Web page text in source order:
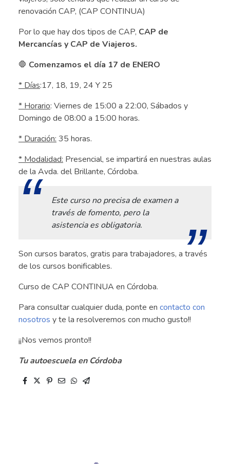
renovación CAP, (CAP CONTINUA)
Por lo que hay dos tipos de CAP, CAP de
Mercancías y CAP de Viajeros.
🛑 Comenzamos el día 17 de ENERO
* Días:17, 18, 19, 24 Y 25
* Horario: Viernes de 15:00 a 22:00, Sábados y
Domingo de 08:00 a 15:00 horas.
* Duración: 35 horas.
* Modalidad: Presencial, se impartirá en nuestras aulas
de la Avda. del Brillante, Córdoba.
Este curso no precisa de examen a
través de fomento, pero la
asistencia es obligatoria.
Son cursos baratos, gratis para trabajadores, a través
de los cursos bonificables.
Curso de CAP CONTINUA en Córdoba.
Para consultar cualquier duda, ponte en contacto con
nosotros y te la resolveremos con mucho gusto!!
¡¡Nos vemos pronto!!
Tu autoescuela en Córdoba